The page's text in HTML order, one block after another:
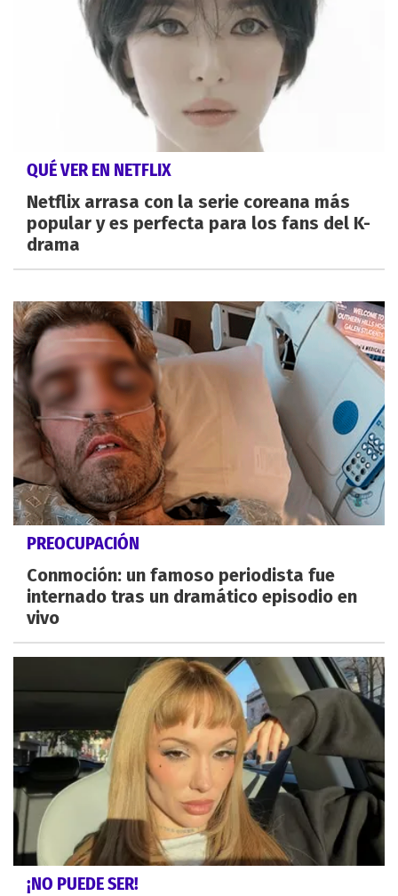
QUÉ VER EN NETFLIX
Netflix arrasa con la serie coreana más
popular y es perfecta para los fans del K-
drama
PREOCUPACIÓN
Conmoción: un famoso periodista fue
internado tras un dramático episodio en
vivo
¡NO PUEDE SER!